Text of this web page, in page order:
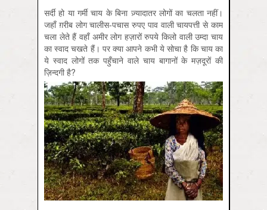
सर्दी हो या गर्मी चाय के बिना ज़्यादातर लोगों का चलता नहीं।
जहाँ ग़रीब लोग चालीस-पचास रुपए पाव वाली चायपत्ती से काम
चला लेते हैं वहाँ अमीर लोग हज़ारों रुपये किलो वाली उम्दा चाय
का स्वाद चखते हैं। पर क्या आपने कभी ये सोचा है कि चाय का
ये स्वाद लोगों तक पहुँचाने वाले चाय बागानों के मज़दूरों की
ज़ि‍न्दगी है?